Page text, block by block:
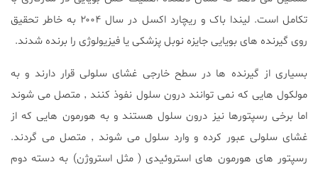
تکامل است. لیندا باک و ریچارد اکسل در سال ۲۰۰۴ به خاطر تحقیق
روی گیرنده های بویایی جایزه نوبل پزشکی یا فیزیولوژی را برنده شدند.
بسیاری از گیرنده ها در سطح خارجی غشای سلولی قرار دارند و به
مولکول هایی که نمی توانند درون سلول نفوذ کنند ٬ متصل می شوند
اما برخی رسپتورها نیز درون سلول هستند و به هورمون هایی که از
غشای سلولی عبور کرده و وارد سلول می شوند ٬ متصل می گردند.
رسپتور های هورمون های استروئیدی ( مثل استروژن) به دسته دوم